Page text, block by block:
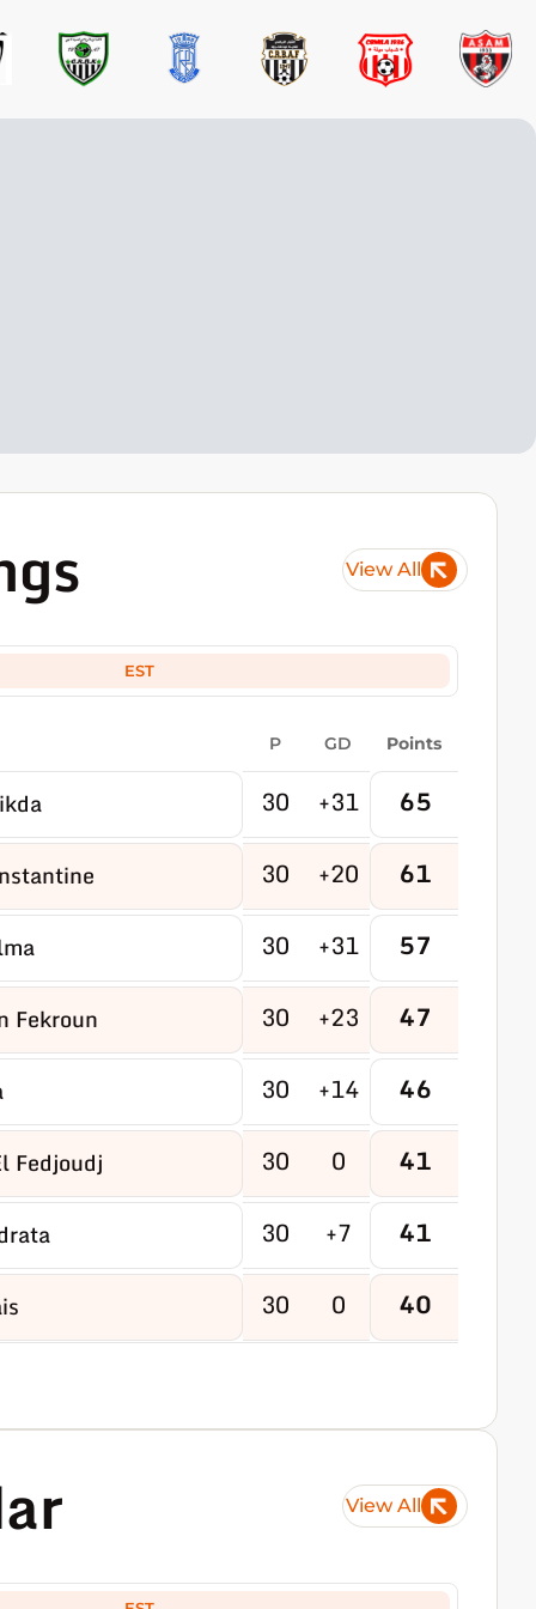
View All
EST
P GD Points
30 +31 65
30 +20 61
30 +31 57
Fekroun 30 +23 47
30 +14 46
Fedjoudj 30 0 41
30 +7 41
30 0 40
-2 38
Yagout 30 -15 38
View All